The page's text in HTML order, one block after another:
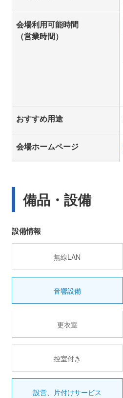
会場利用可能時間
（営業時間）
おすすめ用途
会場ホームページ
備品・設備
設備情報
無線LAN
音響設備
更衣室
控室付き
設営、片付けサービス